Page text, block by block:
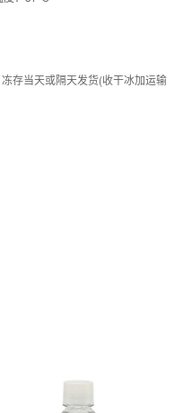
存当天或隔天发货(收干冰加运输